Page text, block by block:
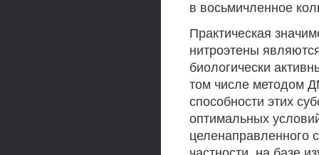
в восьмичленное
Практическая
нитроэтены
биологически
том числе методом
способности этих
оптимальных
целенаправленного